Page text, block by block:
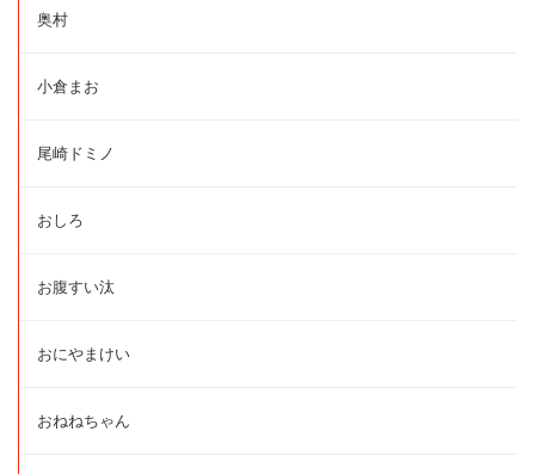
奥村
小倉まお
尾崎ドミノ
おしろ
お腹すい汰
おにやまけい
おねねちゃん